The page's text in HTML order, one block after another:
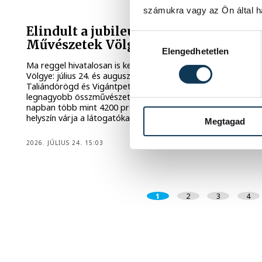
számukra vagy az Ön által
Hozzájárulás kiválasztása
Elengedhetetlen
Megtagad
Elindult a jubileumi, 35.
Művészetek Völgye
Ma reggel hivatalosan is kezdetét vette a 35. Művészetek
Völgye: július 24. és augusztus 2. között ismét Kapolcs,
Taliándörögd és Vigántpetend ad otthont az ország
legnagyobb összművészeti fesztiváljának. A következő tíz
napban több mint 4200 program, közel 3000 fellépő és 40
helyszín várja a látogatókat.
2026. JÚLIUS 24. 15:03
1 2 3 4